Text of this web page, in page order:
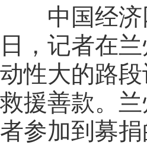
中国经济网
日，记者在
动性大的路
救援善款。
者参加到募捐